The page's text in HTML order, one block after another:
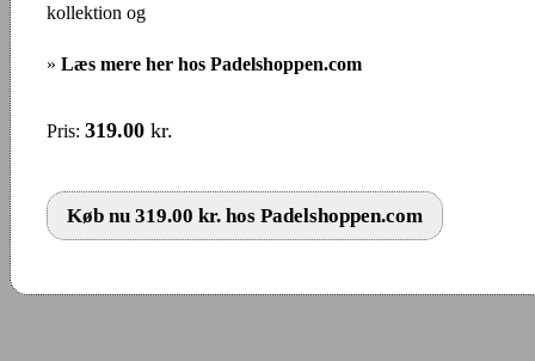
kollektion og
» Læs mere her hos Padelshoppen.com
Pris: 319.00 kr.
Køb nu 319.00 kr. hos Padelshoppen.com